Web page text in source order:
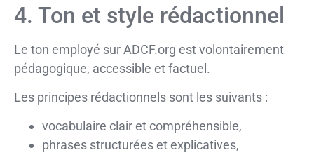
4. Ton et style rédactionnel
Le ton employé sur ADCF.org est volontairement
pédagogique, accessible et factuel.
Les principes rédactionnels sont les suivants :
vocabulaire clair et compréhensible,
phrases structurées et explicatives,